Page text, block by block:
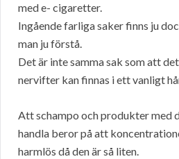
med e- cigaretter.
Ingående farliga saker finns ju
man ju förstå.
Det är inte samma sak som att
nervifter kan finnas i ett vanligt
Att schampo och produkter med
handla beror på att
harmlös då den är så liten.